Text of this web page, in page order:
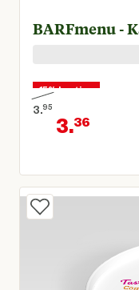
BARFmenu -
15% korting
3.95
Oorspronkelijke
3.36